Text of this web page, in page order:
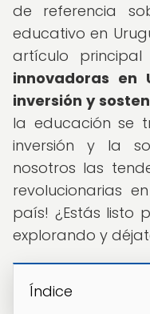
de referencia
educativo en
artículo principal
innovadoras en
inversión y
la educación se
inversión y la
nosotros las
revolucionarias
país! ¿Estás listo
explorando y
Índice